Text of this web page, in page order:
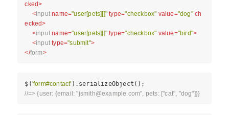
cked>
<input name="user[pets][]" type="checkbox" value="dog" ch
ecked>
<input name="user[pets][]" type="checkbox" value="bird">
<input type="submit">
</form>
$('form#contact' ).serializeObject();
//=> {user: {email: "jsmith@example.com", pets: ["cat", "dog"]}}